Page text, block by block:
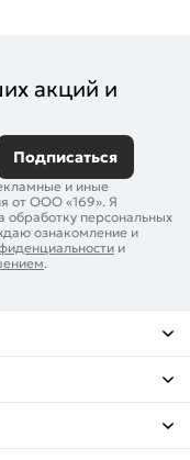
акций и
Подписаться
и иные
от ООО «169». Я
обработку персональных
ознакомление и
и
.